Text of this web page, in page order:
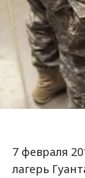
7 февраля
лагерь